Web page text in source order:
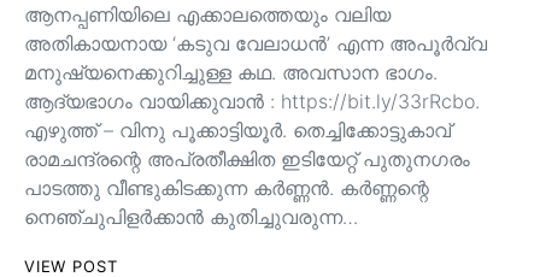
ആനപ്പണിയിലെ എക്കാലത്തെയും വലിയ
അതികായനായ ‘കടുവ വേലാധൻ’ എന്ന അപൂർവ്വ
മനുഷ്യനെക്കുറിച്ചുള്ള കഥ. അവസാന ഭാഗം.
ആദ്യഭാഗം വായിക്കുവാൻ : https://bit.ly/33rRcbo.
എഴുത്ത് – വിനു പൂക്കാട്ടിയൂർ. തെച്ചിക്കോട്ടുകാവ്
രാമചന്ദ്രന്റെ അപ്രതീക്ഷിത ഇടിയേറ്റ് പുതുനഗരം
പാടത്തു വീണ്ടുകിടക്കുന്ന കർണ്ണൻ. കർണ്ണന്റെ
നെഞ്ചുപിളർക്കാൻ കുതിച്ചുവരുന്ന…
VIEW POST